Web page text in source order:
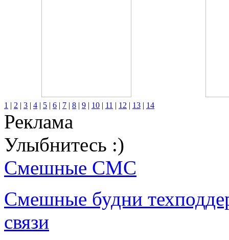
1 | 2 | 3 | 4 | 5 | 6 | 7 | 8 | 9 | 10 | 11 | 12 | 13 | 14
Реклама
Улыбнитесь :)
Смешные СМС
Смешные будни
связи